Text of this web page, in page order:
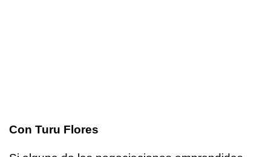
Con Turu Flores